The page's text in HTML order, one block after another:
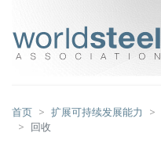
首页 扩展可持续发展能力
回收